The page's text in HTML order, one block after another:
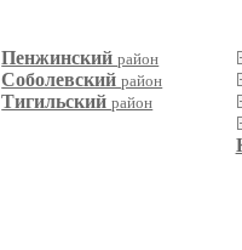
Пенжинскийрайон
Соболевскийрайон
Тигильскийрайон